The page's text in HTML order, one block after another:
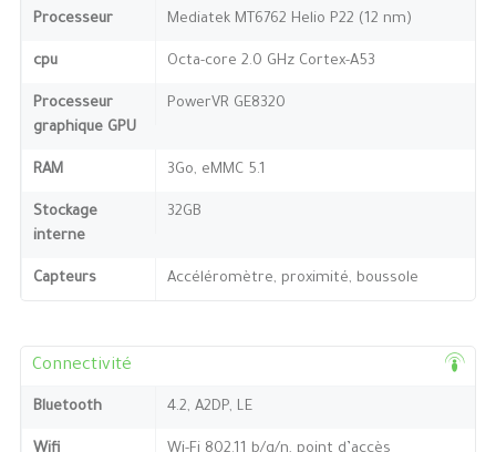
Processeur Mediatek MT6762 Helio P22 (12 nm)
cpu Octa-core 2.0 GHz Cortex-A53
Processeur
graphique GPU
PowerVR GE8320
RAM 3Go, eMMC 5.1
Stockage
interne
32GB
Capteurs Accéléromètre, proximité, boussole
Connectivité
Bluetooth 4.2, A2DP, LE